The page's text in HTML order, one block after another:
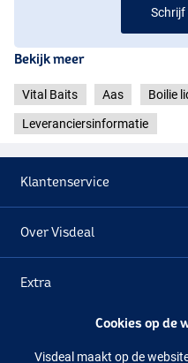
The Mojo
Schrijf
Bekijk meer
Vital Baits Aas Boilie
Leveranciersinformatie
Klantenservice
Over Visdeal
Extra
Cookies op de
Visdeal maakt op de